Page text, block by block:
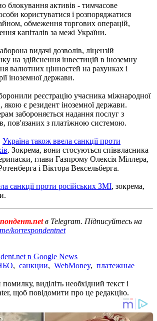
блокування активів - тимчасове
користуватися і розпоряджатися
обмеження торгових операцій,
капіталів за межі України.
видачі дозволів, ліцензій
на здійснення інвестицій в іноземну
валютних цінностей на рахунках і
іноземної держави.
реєстрацію учасника міжнародної
якою є резидент іноземної держави.
забороняється надання послуг з
пов'язаних з платіжною системою.
Україна також ввела санкції проти
. Зокрема, вони стосуються співвласника
глави Газпрому Олексія Міллера,
і Віктора Вексельберга.
санкції проти російських ЗМІ, зокрема,
в Telegram. Підписуйтесь на
korrespondentnet
в Google News
, санкции, WebMoney, платежные
виділіть необхідний текст і
щоб повідомити про це редакцію.